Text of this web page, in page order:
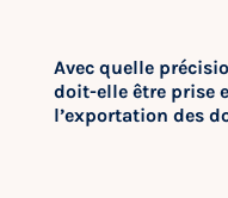
Avec quelle
doit-elle être prise
l’exportation des